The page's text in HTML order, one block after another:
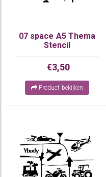
07 space A5 Thema
Stencil
€3,50
Product bekijken